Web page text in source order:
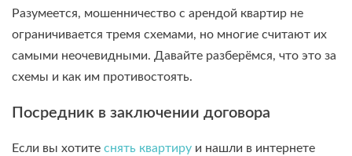
Разумеется, мошенничество с арендой квартир не
ограничивается тремя схемами, но многие считают их
самыми неочевидными. Давайте разберёмся, что это за
схемы и как им противостоять.
Посредник в заключении договора
Если вы хотите снять квартиру и нашли в интернете